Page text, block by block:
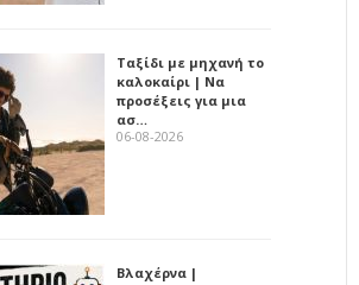
Ταξίδι με μηχανή το
καλοκαίρι | Να
προσέξεις για μια
ασ…
06-08-2026
Βλαχέρνα |